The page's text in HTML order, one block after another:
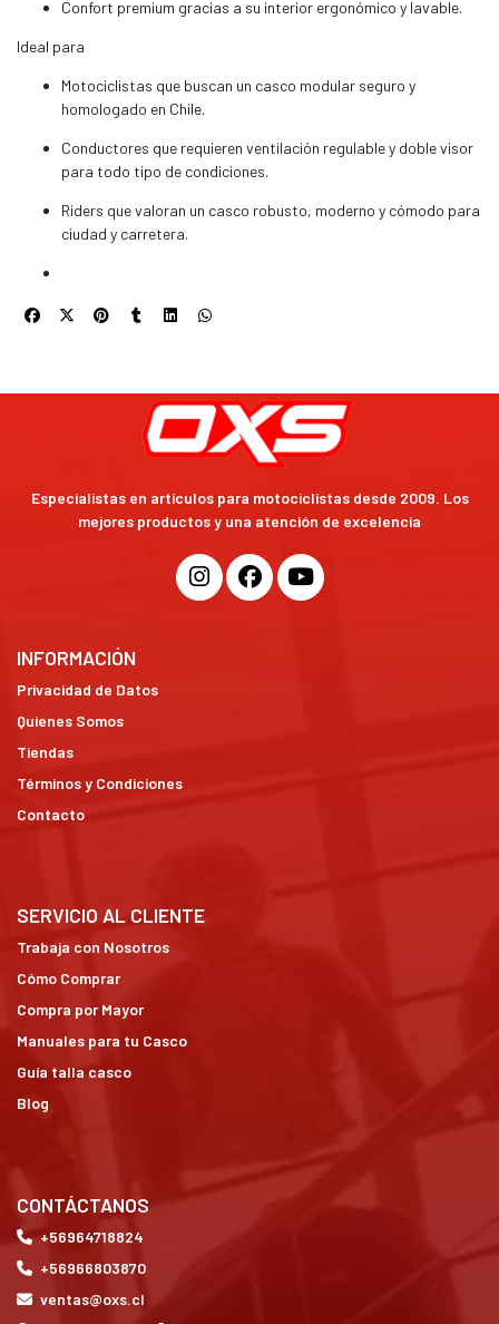
Confort premium gracias a su interior ergonómico y lavable.
Ideal para
Motociclistas que buscan un casco modular seguro y
homologado en Chile.
Conductores que requieren ventilación regulable y doble visor
para todo tipo de condiciones.
Riders que valoran un casco robusto, moderno y cómodo para
ciudad y carretera.
Especialistas en artículos para motociclistas desde 2009. Los
mejores productos y una atención de excelencia
INFORMACIÓN
Privacidad de Datos
Quienes Somos
Tiendas
Términos y Condiciones
Contacto
SERVICIO AL CLIENTE
Trabaja con Nosotros
Cómo Comprar
Compra por Mayor
Manuales para tu Casco
Guía talla casco
Blog
CONTÁCTANOS
+56964718824
+56966803870
ventas@oxs.cl